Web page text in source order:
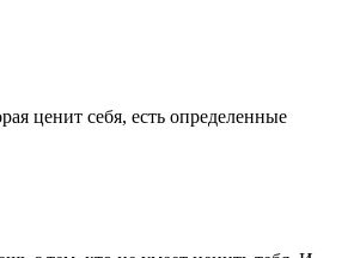
ценит себя, есть определенные